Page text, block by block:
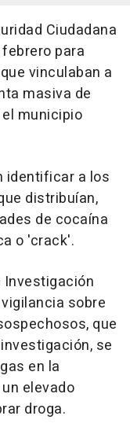
Ciudadana
para
vinculaban a
masiva de
municipio
identificar a los
distribuían,
de cocaína
o 'crack'.
Investigación
sobre
que
se
en la
elevado
droga.